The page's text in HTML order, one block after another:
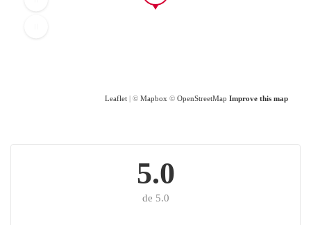
Leaflet | © Mapbox © OpenStreetMap Improve this map
5.0
de 5.0